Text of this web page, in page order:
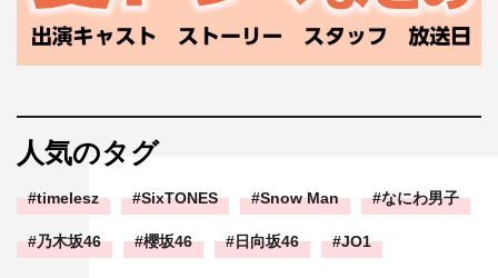
人気のタグ
timelesz SixTONES Snow Man なにわ男子
乃木坂46 櫻坂46 日向坂46 JO1